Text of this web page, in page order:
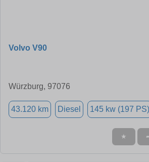
Volvo V90
Würzburg, 97076
43.120 km Diesel 145 kw (197 PS)
★